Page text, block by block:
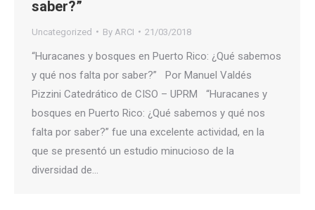
saber?”
Uncategorized By ARCI 21/03/2018
“Huracanes y bosques en Puerto Rico: ¿Qué sabemos
y qué nos falta por saber?” Por Manuel Valdés
Pizzini Catedrático de CISO – UPRM “Huracanes y
bosques en Puerto Rico: ¿Qué sabemos y qué nos
falta por saber?” fue una excelente actividad, en la
que se presentó un estudio minucioso de la
diversidad de…